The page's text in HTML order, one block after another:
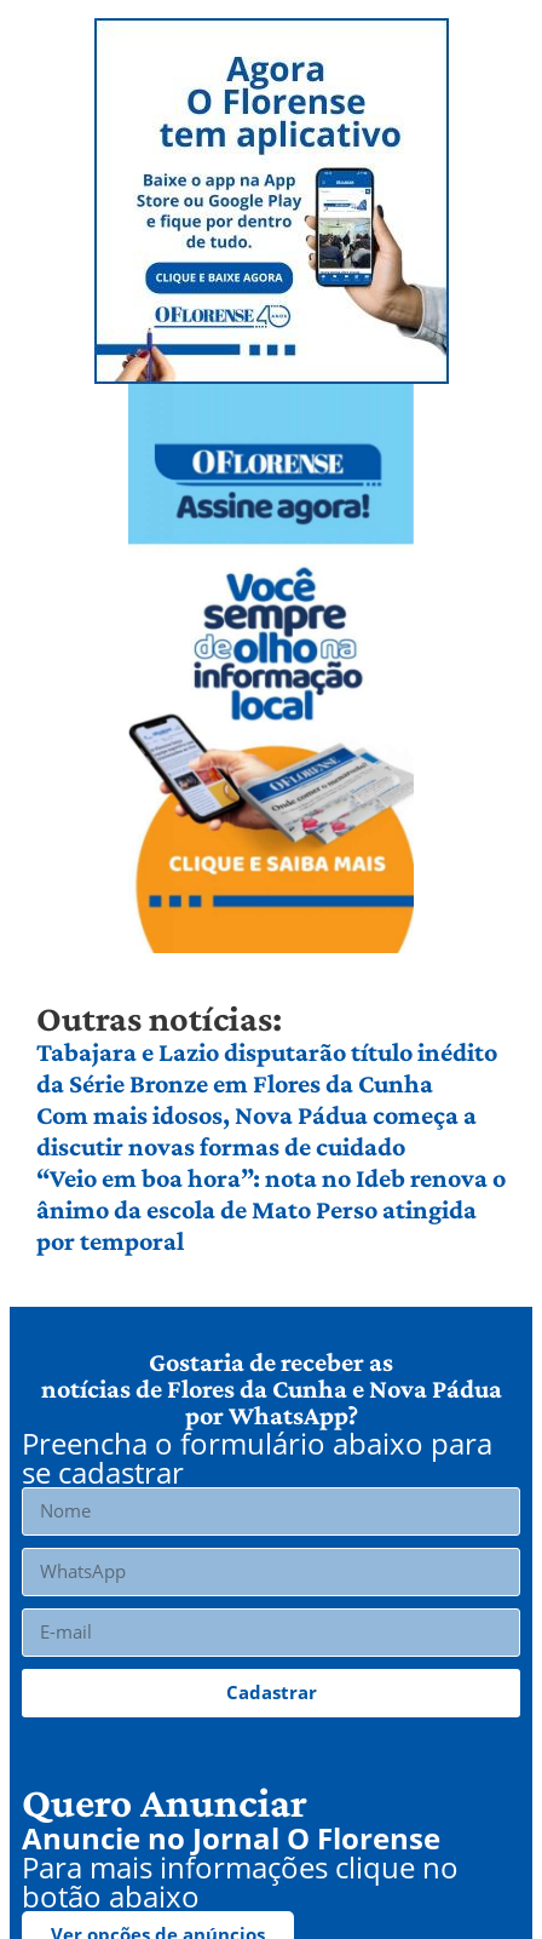
Outras notícias:
Tabajara e Lazio disputarão título inédito
da Série Bronze em Flores da Cunha
Com mais idosos, Nova Pádua começa a
discutir novas formas de cuidado
“Veio em boa hora”: nota no Ideb renova o
ânimo da escola de Mato Perso atingida
por temporal
Gostaria de receber as
notícias de Flores da Cunha e Nova Pádua
por WhatsApp?
Preencha o formulário abaixo para
se cadastrar
Cadastrar
Quero Anunciar
Anuncie no Jornal O Florense
Para mais informações clique no
botão abaixo